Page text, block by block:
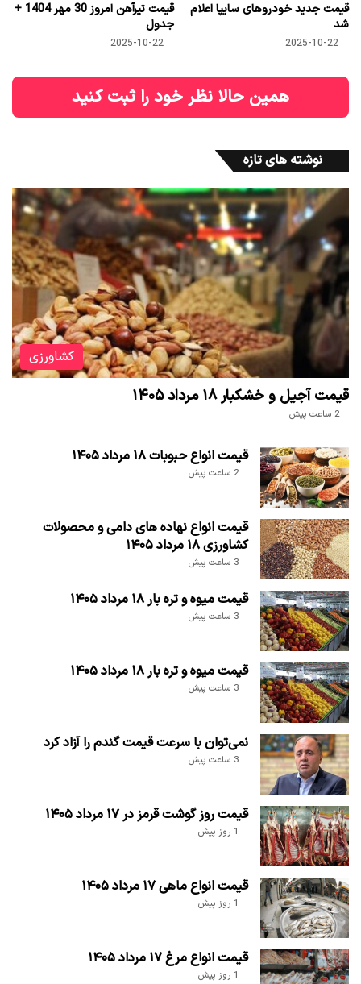
قیمت جدید خودروهای سایپا اعلام
شد
2025-10-22
قیمت تیرآهن امروز 30 مهر 1404 +
جدول
2025-10-22
همین حالا نظر خود را ثبت کنید
نوشته های تازه
کشاورزی
قیمت آجیل و خشکبار ۱۸ مرداد ۱۴۰۵
2 ساعت پیش
قیمت انواع حبوبات ۱۸ مرداد ۱۴۰۵
2 ساعت پیش
قیمت انواع نهاده های دامی و محصولات
کشاورزی ۱۸ مرداد ۱۴۰۵
3 ساعت پیش
قیمت میوه و تره بار ۱۸ مرداد ۱۴۰۵
3 ساعت پیش
قیمت میوه و تره بار ۱۸ مرداد ۱۴۰۵
3 ساعت پیش
نمی‌توان با سرعت قیمت گندم را آزاد کرد
3 ساعت پیش
قیمت روز گوشت قرمز در ۱۷ مرداد ۱۴۰۵
1 روز پیش
قیمت انواع ماهی ۱۷ مرداد ۱۴۰۵
1 روز پیش
قیمت انواع مرغ ۱۷ مرداد ۱۴۰۵
1 روز پیش